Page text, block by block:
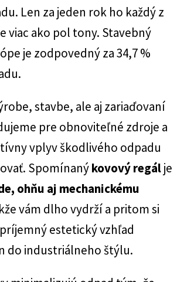
Len za jeden rok ho každý z
viac ako pol tony. Stavebný
je zodpovedný za 34,7 %
stavbe, ale aj zariaďovaní
pre obnoviteľné zdroje a
vplyv škodlivého odpadu
Spomínanýkovový regálje
ohňu aj mechanickému
vám dlho vydrží a pritom si
estetický vzhľad
do industriálneho štýlu.